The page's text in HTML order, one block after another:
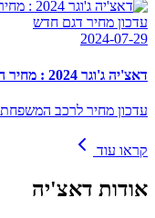
עדכון מחיר דגם חדש
2024-07-29
דאצ'יה ג'וגר 2024 : מחיר החל מ-110,000 ש"ח
עדכון מחיר לרכב
קראו עוד
אודות דאצ'יה